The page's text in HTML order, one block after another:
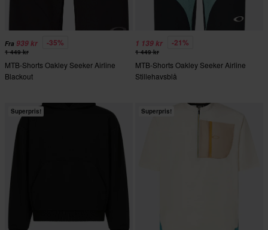
Fra 939 kr -35%
1 449 kr
MTB-Shorts Oakley Seeker Airline
Blackout
1 139 kr -21%
1 449 kr
MTB-Shorts Oakley Seeker Airline
Stillehavsblå
Superpris! Superpris!